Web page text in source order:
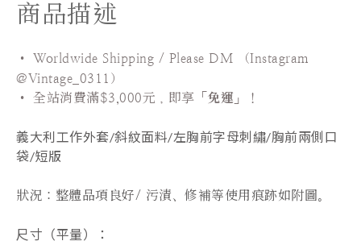
商品描述
• Worldwide Shipping / Please DM （Instagram
@Vintage_0311）
• 全站消費滿$3,000元，即享「 免運 」！
義大利工作外套/斜紋面料/左胸前字母刺繡/胸前兩側口
袋/短版
狀況： 整體品項良好/ 污漬、修補等使用痕跡如附圖。
尺寸（平量）：